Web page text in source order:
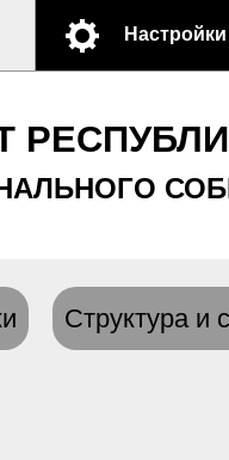
Настройки
Структура и